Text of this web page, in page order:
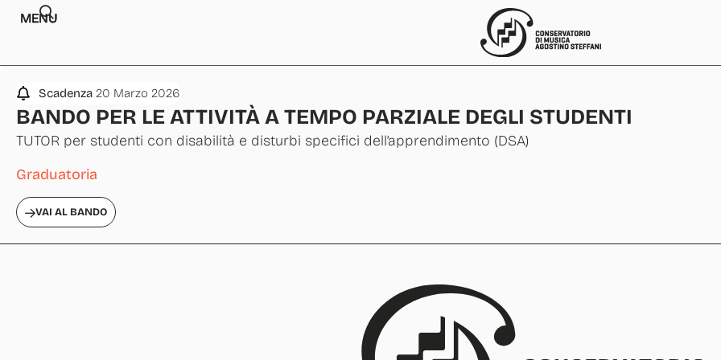
MENU
Scadenza 20 Marzo 2026
BANDO PER LE ATTIVITÀ A TEMPO PARZIALE DEGLI STUDENTI
TUTOR per studenti con disabilità e disturbi specifici dell’apprendimento (DSA)
Graduatoria
VAI AL BANDO